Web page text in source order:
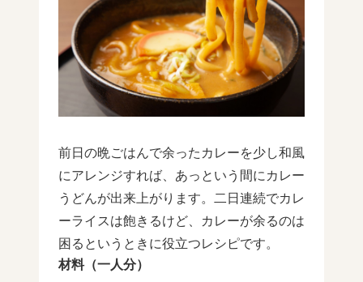
前日の晩ごはんで余ったカレーを少し和風
にアレンジすれば、あっという間にカレー
うどんが出来上がります。二日連続でカレ
ーライスは飽きるけど、カレーが余るのは
困るというときに役立つレシピです。
材料（一人分）